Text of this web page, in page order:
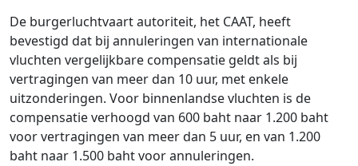
De burgerluchtvaart autoriteit, het CAAT, heeft
bevestigd dat bij annuleringen van internationale
vluchten vergelijkbare compensatie geldt als bij
vertragingen van meer dan 10 uur, met enkele
uitzonderingen. Voor binnenlandse vluchten is de
compensatie verhoogd van 600 baht naar 1.200 baht
voor vertragingen van meer dan 5 uur, en van 1.200
baht naar 1.500 baht voor annuleringen.